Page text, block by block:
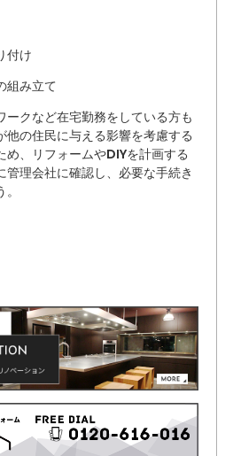
付け
組み立て
ークなど在宅勤務をしている方も
他の住民に与える影響を考慮する
め、リフォームやDIYを計画する
理会社に確認し、必要な手続き